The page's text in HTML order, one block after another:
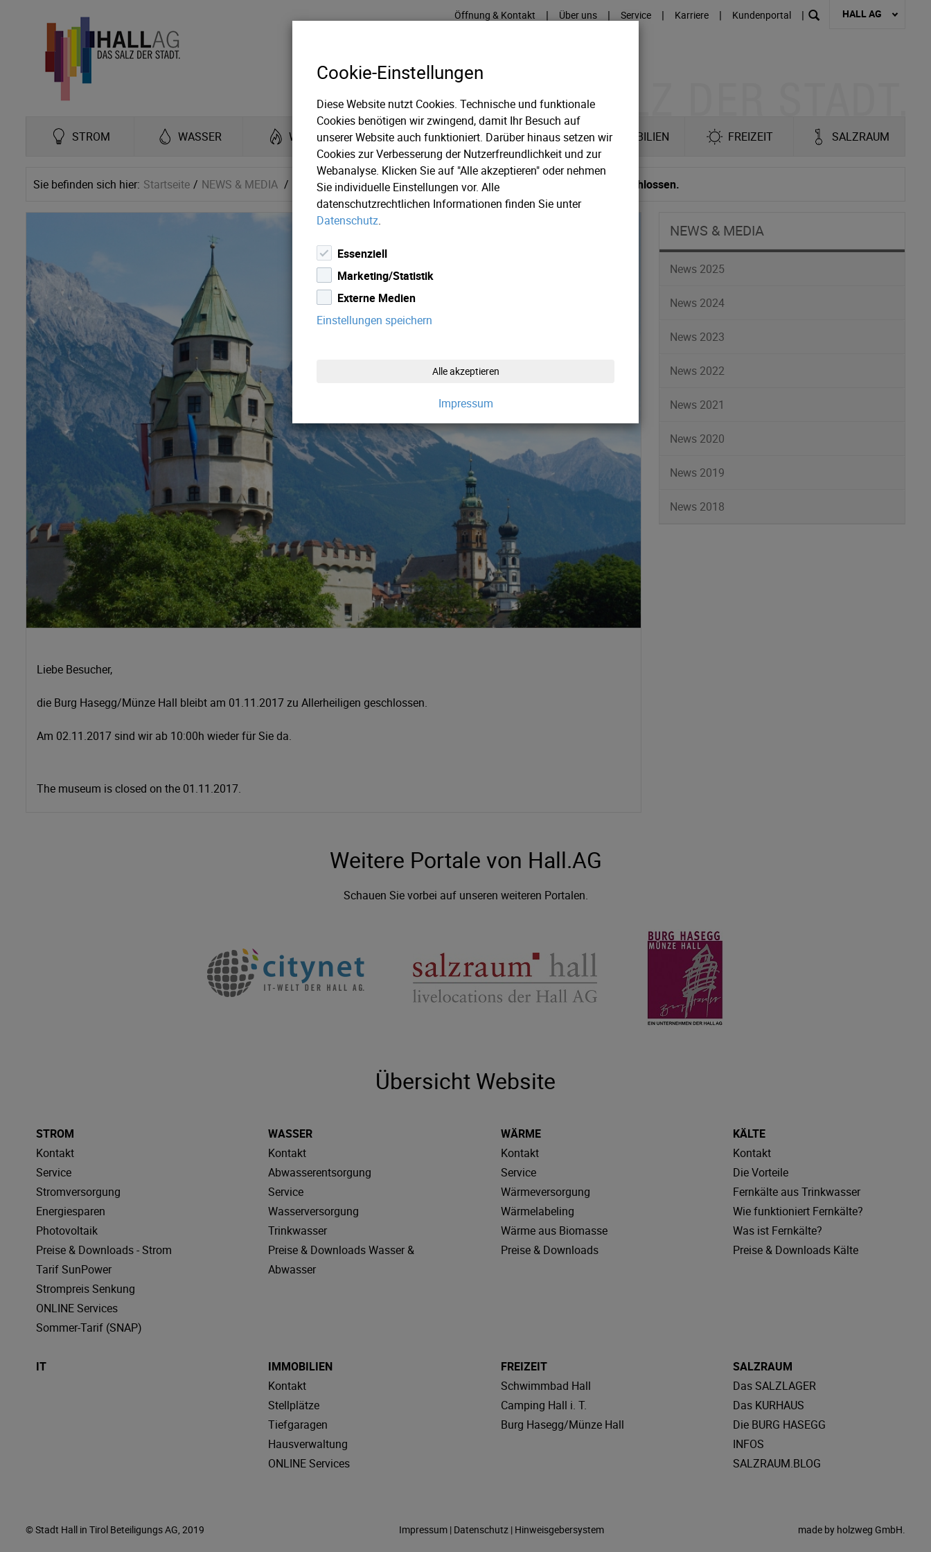
Öffnung & Kontakt | Über uns | Service | Karriere | Kundenportal | HALL AG
STROM WASSER WÄRME KÄLTE IT IMMOBILIEN FREIZEIT SALZRAUM
Sie befinden sich hier: Startseite NEWS & MEDIA News 2018 Die Burg Hasegg/Münze Hall bleibt am 01.11.2017 geschlossen.
Liebe Besucher,
die Burg Hasegg/Münze Hall bleibt am 01.11.2017 zu Allerheiligen geschlossen.
Am 02.11.2017 sind wir ab 10:00h wieder für Sie da.
The museum is closed on the 01.11.2017.
NEWS & MEDIA
News 2025
News 2024
News 2023
News 2022
News 2021
News 2020
News 2019
News 2018
Weitere Portale von Hall.AG
Schauen Sie vorbei auf unseren weiteren Portalen.
Übersicht Website
STROM
Kontakt
Service
Stromversorgung
Energiesparen
Photovoltaik
Preise & Downloads - Strom
Tarif SunPower
Strompreis Senkung
ONLINE Services
Sommer-Tarif (SNAP)
WASSER
Kontakt
Abwasserentsorgung
Service
Wasserversorgung
Trinkwasser
Preise & Downloads Wasser &
Abwasser
WÄRME
Kontakt
Service
Wärmeversorgung
Wärmelabeling
Wärme aus Biomasse
Preise & Downloads
KÄLTE
Kontakt
Die Vorteile
Fernkälte aus Trinkwasser
Wie funktioniert Fernkälte?
Was ist Fernkälte?
Preise & Downloads Kälte
IT
IMMOBILIEN
Kontakt
Stellplätze
Tiefgaragen
Hausverwaltung
ONLINE Services
FREIZEIT
Schwimmbad Hall
Camping Hall i. T.
Burg Hasegg/Münze Hall
SALZRAUM
Das SALZLAGER
Das KURHAUS
Die BURG HASEGG
INFOS
SALZRAUM.BLOG
© Stadt Hall in Tirol Beteiligungs AG, 2019 Impressum| Datenschutz| Hinweisgebersystem made by holzweg GmbH.
Cookie-Einstellungen
Diese Website nutzt Cookies. Technische und funktionale
Cookies benötigen wir zwingend, damit Ihr Besuch auf
unserer Website auch funktioniert. Darüber hinaus setzen wir
Cookies zur Verbesserung der Nutzerfreundlichkeit und zur
Webanalyse. Klicken Sie auf "Alle akzeptieren" oder nehmen
Sie individuelle Einstellungen vor. Alle
datenschutzrechtlichen Informationen finden Sie unter
Datenschutz.
Essenziell
Marketing/Statistik
Externe Medien
Einstellungen speichern
Alle akzeptieren
Impressum